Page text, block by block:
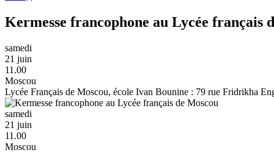
Kermesse francophone au Lycée français
samedi
21 juin
11.00
Moscou
Lycée Français de Moscou, école Ivan Bounine : 79 rue Fridrikha
samedi
21 juin
11.00
Moscou